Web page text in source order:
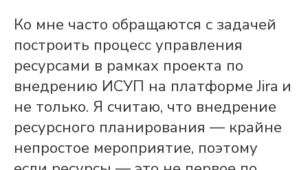
Ко мне часто обращаются с задачей
построить процесс управления
ресурсами в рамках проекта по
внедрению ИСУП на платформе Jira и
не только. Я считаю, что внедрение
ресурсного планирования — крайне
непростое мероприятие, поэтому